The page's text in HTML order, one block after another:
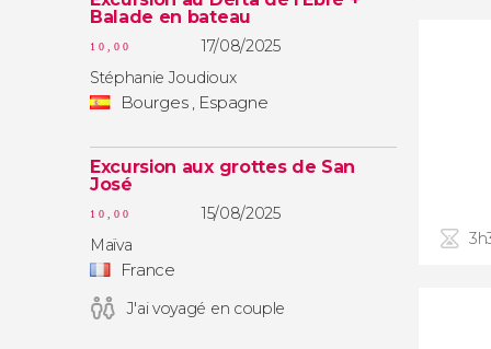
Balade en bateau
10,00
17/08/2025
Stéphanie Joudioux
Bourges , Espagne
Excursion aux grottes de San
José
10,00
15/08/2025
Maïva
France
J'ai voyagé en couple